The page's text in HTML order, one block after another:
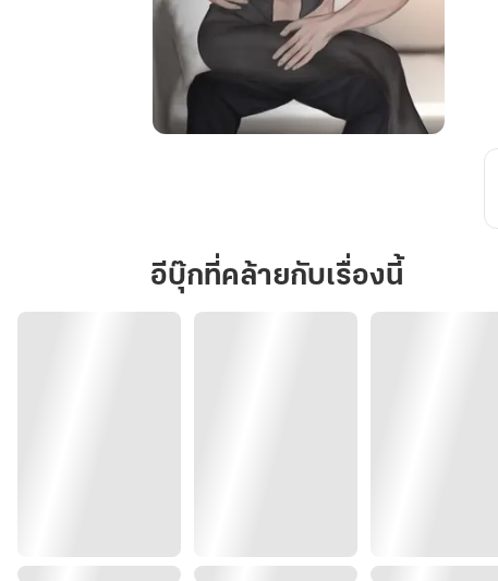
อีบุ๊กที่คล้ายกับเรื่องนี้